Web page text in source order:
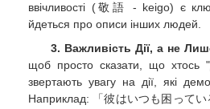
ввічливості (敬語 - keigo) є
йдеться про описи інших людей.
3. Важливість Дії, а не
щоб просто сказати, що хтось
звертають увагу на дії, які
Наприклад: 「彼はいつも困って